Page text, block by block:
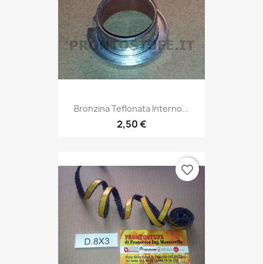
Bronzina Teflonata Interno...
2,50 €
favorite_border